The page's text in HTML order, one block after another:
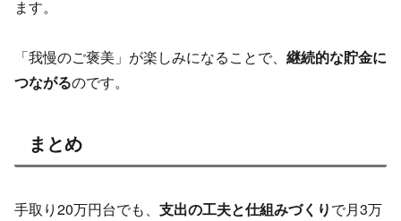
ます。
「我慢のご褒美」が楽しみになることで、 継続的な貯金に
つながるのです。
まとめ
手取り20万円台でも、 支出の工夫と仕組みづくりで月3万